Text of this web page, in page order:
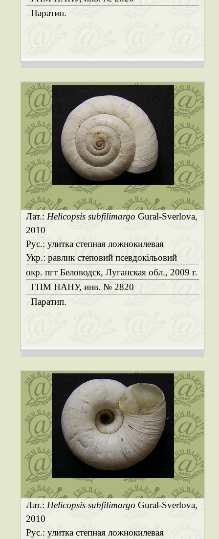
Паратип.
Лат.: Helicopsis subfilimargo Gural-Sverlova,
2010
Рус.: улитка степная ложнокилевая
Укр.: равлик степовий псевдокільовий
окр. пгт Беловодск, Луганская обл., 2009 г.
ГПМ НАНУ, инв. № 2820
Паратип.
Лат.: Helicopsis subfilimargo Gural-Sverlova,
2010
Рус.: улитка степная ложнокилевая